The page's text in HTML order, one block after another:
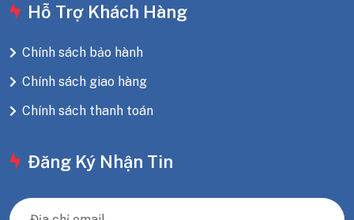
Hỗ Trợ Khách Hàng
Chính sách bảo hành
Chính sách giao hàng
Chính sách thanh toán
Đăng Ký Nhận Tin